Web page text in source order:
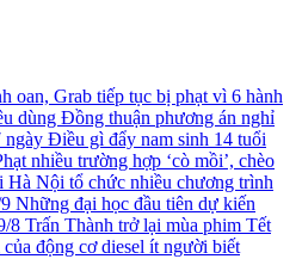
oan, Grab tiếp tục bị phạt vì 6 hành
dùng Đồng thuận phương án nghỉ
ngày Điều gì đẩy nam sinh 14 tuổi
nhiều trường hợp ‘cò mồi’, chèo
Hà Nội tổ chức nhiều chương trình
Những đại học đầu tiên dự kiến
8 Trấn Thành trở lại mùa phim Tết
động cơ diesel ít người biết